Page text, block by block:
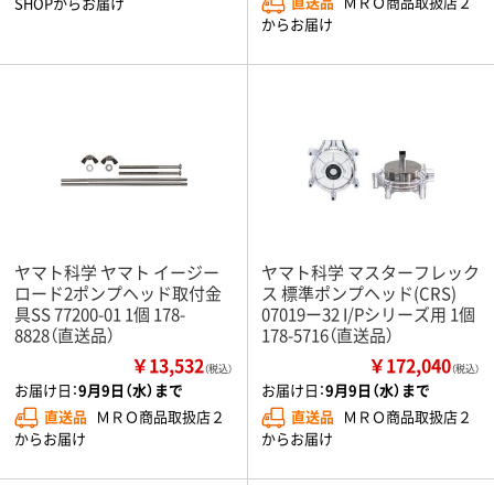
からお届け
ヤマト科学 ヤマト イージー
ロード2ポンプヘッド取付金
具SS 77200-01 1個 178-
8828（直送品）
￥13,532（税込）
お届け日：9月9日（水）まで
直送品 ＭＲＯ商品取扱店２
からお届け
ヤマト科学 マスターフレック
ス 標準ポンプヘッド(CRS)
07019ー32 I/Pシリーズ用 1個
178-5716（直送品）
￥172,040（税込）
お届け日：9月9日（水）まで
直送品 ＭＲＯ商品取扱店２
からお届け